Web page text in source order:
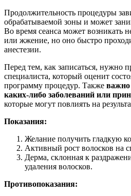
Продолжительность процедуры
обрабатываемой зоны и может
Во время сеанса может возникать
или жжение, но оно быстро
анестезии.
Перед тем, как записаться, нужно
специалиста, который оценит
программу процедур. Также важно
каких-либо заболеваний или
которые могут повлиять на
Показания:
Желание получить гладкую
Активный рост волосков на
Дерма, склонная к
удаления волосков.
Противопоказания: